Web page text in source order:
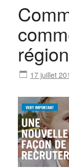
région
17 juillet